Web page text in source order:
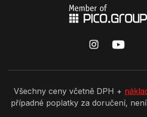
Všechny ceny včetně DPH +
případné poplatky za doručení,